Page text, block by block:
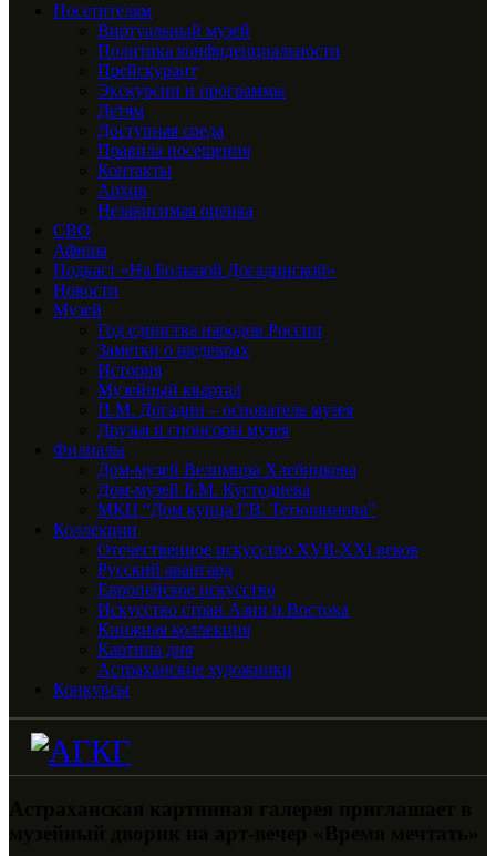
Посетителям
Виртуальный музей
Политика конфиденциальности
Прейскурант
Экскурсии и программы
Детям
Доступная среда
Правила посещения
Контакты
Архив
Независимая оценка
СВО
Афиша
Подкаст «На Большой Догадинской»
Новости
Музей
Год единства народов России
Заметки о шедеврах
История
Музейный квартал
П.М. Догадин – основатель музея
Друзья и спонсоры музея
Филиалы
Дом-музей Велимира Хлебникова
Дом-музей Б.М. Кустодиева
МКЦ “Дом купца Г.В. Тетюшинова”
Коллекции
Отечественное искусство XVII-XXI веков
Русский авангард
Европейское искусство
Искусство стран Азии и Востока
Книжная коллекция
Картина дня
Астраханские художники
Конкурсы